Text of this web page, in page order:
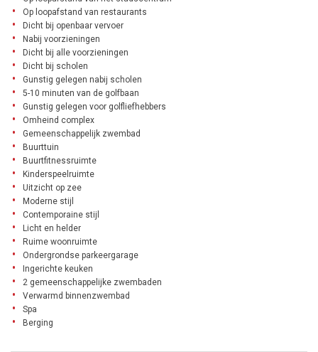
Op loopafstand van restaurants
Dicht bij openbaar vervoer
Nabij voorzieningen
Dicht bij alle voorzieningen
Dicht bij scholen
Gunstig gelegen nabij scholen
5-10 minuten van de golfbaan
Gunstig gelegen voor golfliefhebbers
Omheind complex
Gemeenschappelijk zwembad
Buurttuin
Buurtfitnessruimte
Kinderspeelruimte
Uitzicht op zee
Moderne stijl
Contemporaine stijl
Licht en helder
Ruime woonruimte
Ondergrondse parkeergarage
Ingerichte keuken
2 gemeenschappelijke zwembaden
Verwarmd binnenzwembad
Spa
Berging